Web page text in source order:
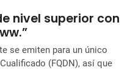
nivel superior con
se emiten para un único
(FQDN), así que